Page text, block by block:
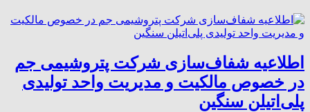
اطلاعیه شفاف‌سازی شرکت پتروشیمی جم
در خصوص مالکیت و مدیریت واحد تولیدی
پلی‌اتیلن سنگین